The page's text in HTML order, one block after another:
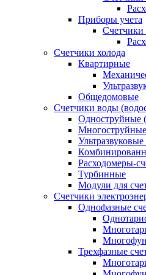
Приборы учета
Счетчики
Счетчики холода
Квартирные
Общедомовые
Счетчики воды
Одноструйные
Многоструйные
Расходомеры-
Турбинные
Модули для
Счетчики
Однофазные
Трехфазные